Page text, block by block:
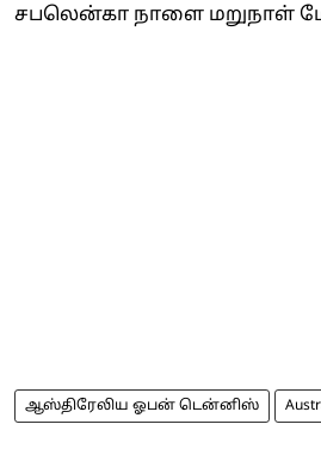
சபலென்கா நாளை மறுநாள்
ஆஸ்திரேலிய ஓபன் டென்னிஸ்